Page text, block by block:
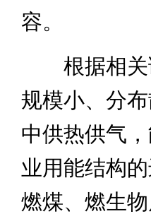
容。
根据相关
规模小、分
中供热供气
业用能结构
燃煤、燃生